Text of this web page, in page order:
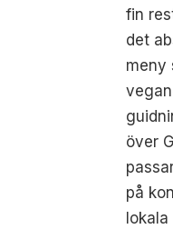
fin
det
meny
över
på